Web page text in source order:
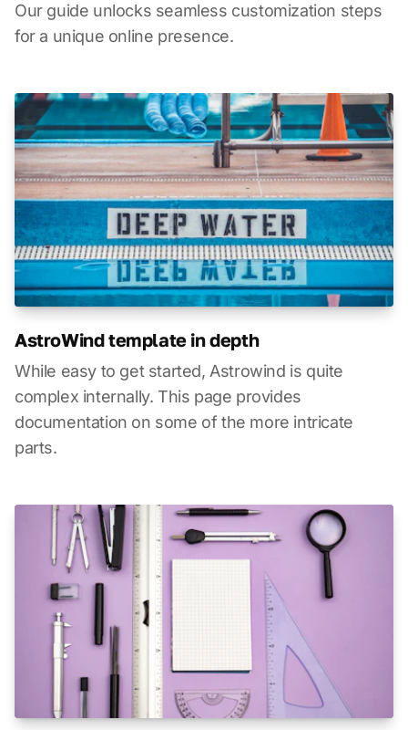
Our guide unlocks seamless customization steps
for a unique online presence.
AstroWind template in depth
While easy to get started, Astrowind is quite
complex internally. This page provides
documentation on some of the more intricate
parts.